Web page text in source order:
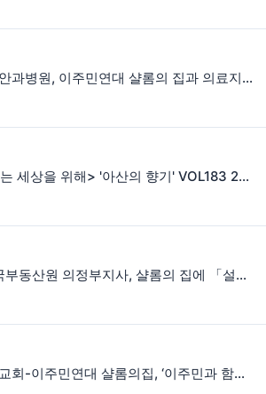
[보도자료] 남양주 누네안과병원, 이주민연대 샬롬의 집과 의료지원 업무협약
<서로 다르지만 함께 사는 세상을 위해> '아산의 향기' VOL183 2023. 2. 1
[보도자료] 2023년 한국부동산원 의정부지사, 샬롬의 집에 「설맞이 사랑의 쌀 나눔」
[보도자료] 성공회 진접교회-이주민연대 샬롬의집, ‘이주민과 함께하는 성탄 전야’ 개최